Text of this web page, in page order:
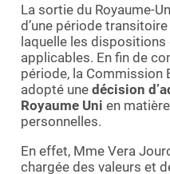
La sortie du Royaume-
d’une période
laquelle les dispositions
applicables. En fin de
période, la Commission
adopté une décision
Royaume Uni en
personnelles.
En effet, Mme Vera
chargée des valeurs et